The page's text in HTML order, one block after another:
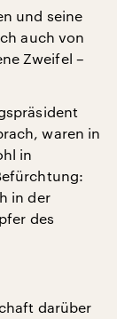
und seine
auch von
Zweifel –
waren in
in
in der
des
darüber